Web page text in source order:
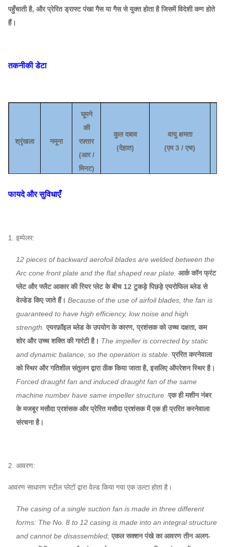
पहुँचाती है, और प्रेरित ड्राफ्ट पंखा गैस या गैस से युक्त होता है जिसमें विदेशी कण होते
हैं।
तकनीकी डेटा
श्रृंखला नमूना
घूमने
की
रफ़्तार
(आर /
मिनट)
कुल दबाव
(देहात)
वायु क्षमता
(एम 3 / एच)
8 घ
12.4D 1450 3858~2960 44,792~76,740
फायदे और सुविधाएँ
1. इम्पेलर:
12 pieces of backward aerofoil blades are welded between the
Arc cone front plate and the flat shaped rear plate. आर्क कॉन फ्रंट
प्लेट और फ्लैट आकार की रियर प्लेट के बीच 12 टुकड़े पिछड़े एयरोफिल ब्लेड से
वेल्डेड किए जाते हैं। Because of the use of airfoil blades, the fan is
guaranteed to have high efficiency, low noise and high
strength. एयरफ़ॉइल ब्लेड के उपयोग के कारण, प्रशंसक को उच्च दक्षता, कम
शोर और उच्च शक्ति की गारंटी है। The impeller is corrected by static
and dynamic balance, so the operation is stable. प्ररित करनेवाला
को स्थिर और गतिशील संतुलन द्वारा ठीक किया जाता है, इसलिए ऑपरेशन स्थिर है।
Forced draught fan and induced draught fan of the same
machine number have same impeller structure. एक ही मशीन नंबर
के मजबूर मसौदा प्रशंसक और प्रेरित मसौदा प्रशंसक में एक ही प्ररित करनेवाला
संरचना है।
2. आवरण:
आवरण साधारण स्टील प्लेटों द्वारा वेल्ड किया गया एक उल्टा होता है।
The casing of a single suction fan is made in three different
forms: The No. 8 to 12 casing is made into an integral structure
and cannot be disassembled; एकल सक्शन पंखे का आवरण तीन अलग-